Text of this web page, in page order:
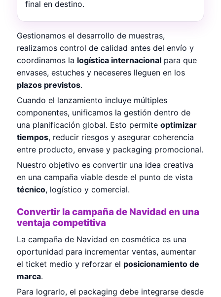
final en destino.
Gestionamos el desarrollo de muestras,
realizamos control de calidad antes del envío y
coordinamos la logística internacional para que
envases, estuches y neceseres lleguen en los
plazos previstos.
Cuando el lanzamiento incluye múltiples
componentes, unificamos la gestión dentro de
una planificación global. Esto permite optimizar
tiempos, reducir riesgos y asegurar coherencia
entre producto, envase y packaging promocional.
Nuestro objetivo es convertir una idea creativa
en una campaña viable desde el punto de vista
técnico, logístico y comercial.
Convertir la campaña de Navidad en una
ventaja competitiva
La campaña de Navidad en cosmética es una
oportunidad para incrementar ventas, aumentar
el ticket medio y reforzar el posicionamiento de
marca.
Para lograrlo, el packaging debe integrarse desde